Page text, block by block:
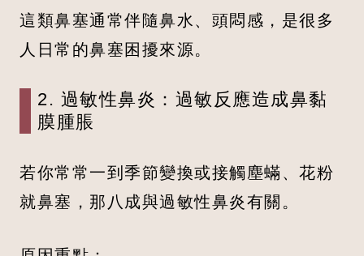
這類鼻塞通常伴隨鼻水、頭悶感，是很多
人日常的鼻塞困擾來源。
2. 過敏性鼻炎：過敏反應造成鼻黏
膜腫脹
若你常常一到季節變換或接觸塵蟎、花粉
就鼻塞，那八成與過敏性鼻炎有關。